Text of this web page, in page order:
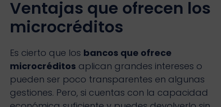
Ventajas que ofrecen los
microcréditos
Es cierto que los bancos que ofrece
microcréditos aplican grandes intereses o
pueden ser poco transparentes en algunas
gestiones. Pero, si cuentas con la capacidad